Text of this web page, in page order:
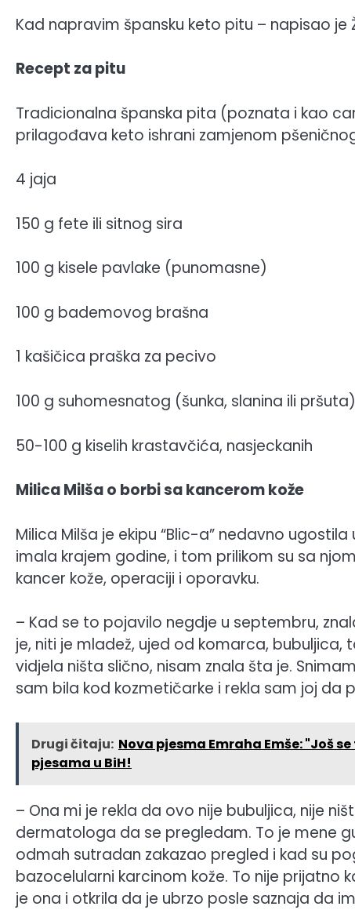
Kad napravim špansku keto pitu – napisao je
Recept za pitu
Tradicionalna španska pita (poznata i kao
prilagođava keto ishrani zamjenom
4 jaja
150 g fete ili sitnog sira
100 g kisele pavlake (punomasne)
100 g bademovog brašna
1 kašičica praška za pecivo
100 g suhomesnatog (šunka, slanina ili
50-100 g kiselih krastavčića, nasjeckanih
Milica Milša o borbi sa kancerom kože
Milica Milša je ekipu “Blic-a” nedavno
imala krajem godine, i tom prilikom su sa
kancer kože, operaciji i oporavku.
– Kad se to pojavilo negdje u septembru,
je, niti je mladež, ujed od komarca,
vidjela ništa slično, nisam znala šta je.
sam bila kod kozmetičarke i rekla sam joj da
Drugi čitaju: Nova pjesma Emraha Emše: "Još
pjesama u BiH!
– Ona mi je rekla da ovo nije bubuljica, nije
dermatologa da se pregledam. To je mene
odmah sutradan zakazao pregled i kad su
bazocelularni karcinom kože. To nije prijatno
je ona i otkrila da je ubrzo posle saznaja da